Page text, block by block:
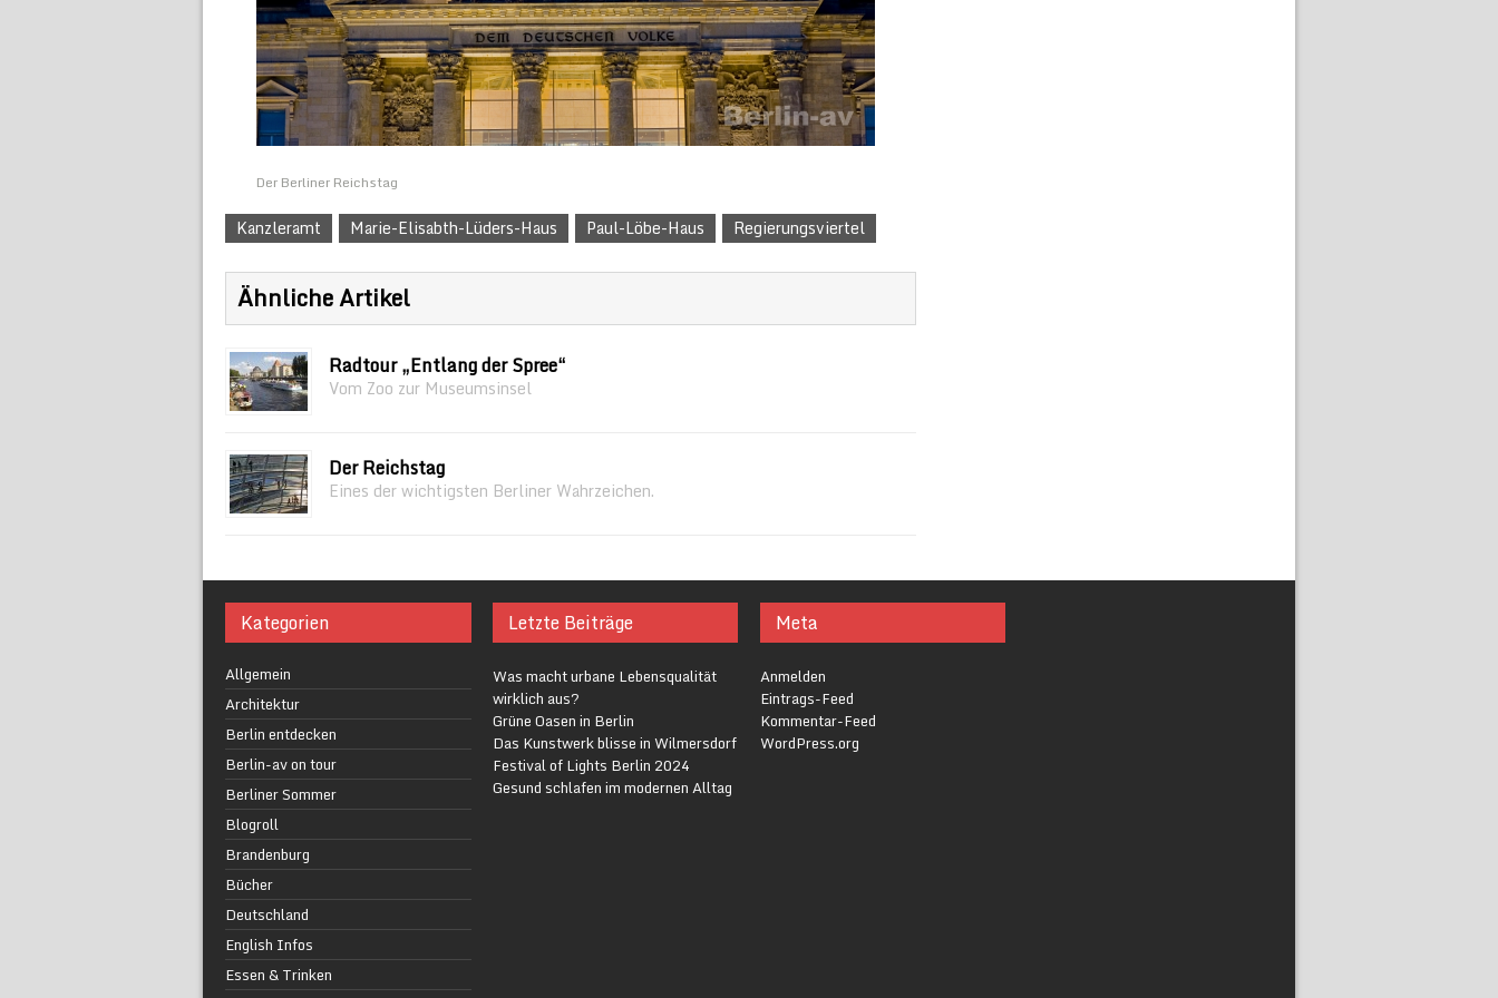
Der Berliner Reichstag
Kanzleramt Marie-Elisabth-Lüders-Haus Paul-Löbe-Haus Regierungsviertel
Ähnliche Artikel
Radtour „Entlang der Spree“
Vom Zoo zur Museumsinsel
Der Reichstag
Eines der wichtigsten Berliner Wahrzeichen.
Kategorien
Allgemein
Architektur
Berlin entdecken
Berlin-av on tour
Berliner Sommer
Blogroll
Brandenburg
Bücher
Deutschland
English Infos
Essen & Trinken
Letzte Beiträge
Was macht urbane Lebensqualität
wirklich aus?
Grüne Oasen in Berlin
Das Kunstwerk blisse in Wilmersdorf
Festival of Lights Berlin 2024
Gesund schlafen im modernen Alltag
Meta
Anmelden
Eintrags-Feed
Kommentar-Feed
WordPress.org